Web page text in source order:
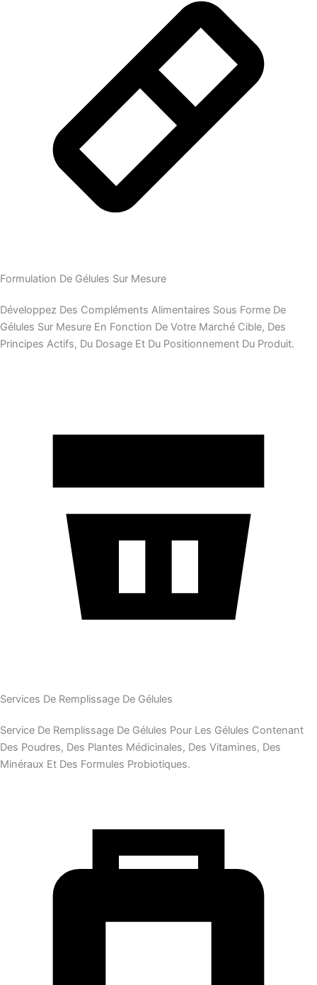
Formulation De Gélules Sur Mesure
Développez Des Compléments Alimentaires Sous Forme De
Gélules Sur Mesure En Fonction De Votre Marché Cible, Des
Principes Actifs, Du Dosage Et Du Positionnement Du Produit.
Services De Remplissage De Gélules
Service De Remplissage De Gélules Pour Les Gélules Contenant
Des Poudres, Des Plantes Médicinales, Des Vitamines, Des
Minéraux Et Des Formules Probiotiques.